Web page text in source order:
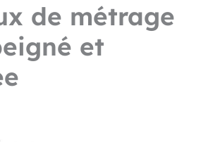
de métrage
et